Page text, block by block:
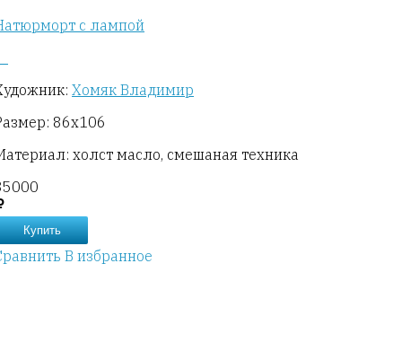
с лампой
Хомяк Владимир
86х106
холст масло, смешаная техника
Купить
В избранное